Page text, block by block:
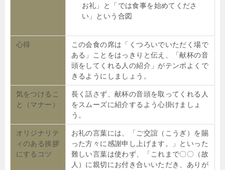
お礼」と「では食事を始めてくださ
い」という合図
心得
この会食の席は「くつろいでいただく場で
ある」ことをはっきりと伝え、「献杯の音
頭をしてくれる人の紹介」がテンポよくで
きるようにしましょう。
気をつけるこ
と（マナー）
長く話さず、献杯の音頭を取ってくれる人
をスムーズに紹介するよう心掛けましょ
う。
オリジナリテ
ィのある挨拶
にするコツ
お礼の言葉には、「ご交誼（こうぎ）を賜
った方々に感謝申し上げます。」といった
難しい言葉は使わず、「これまで〇〇（故
人）に親切にお付き合いいただき、ありが